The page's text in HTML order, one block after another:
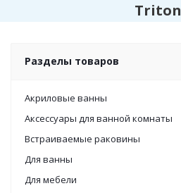
Triton
Разделы товаров
Акриловые ванны
Аксессуары для ванной комнаты
Встраиваемые раковины
Для ванны
Для мебели